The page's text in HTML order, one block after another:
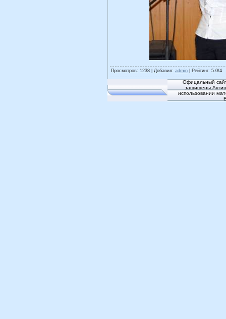
Просмотров: 1238 | Добавил: admin Рейтинг: 5.0/4
Офицальный
использовании